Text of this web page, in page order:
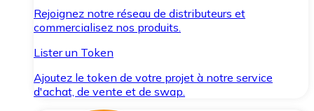
Rejoignez notre réseau de distributeurs et
commercialisez nos produits.
Lister un Token
Ajoutez le token de votre projet à notre service
d'achat, de vente et de swap.